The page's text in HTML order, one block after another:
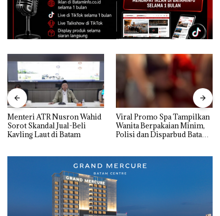
Menteri ATR Nusron Wahid
Sorot Skandal Jual-Beli
Kavling Laut di Batam
Viral Promo Spa Tampilkan
Wanita Berpakaian Minim,
Polisi dan Disparbud Batam